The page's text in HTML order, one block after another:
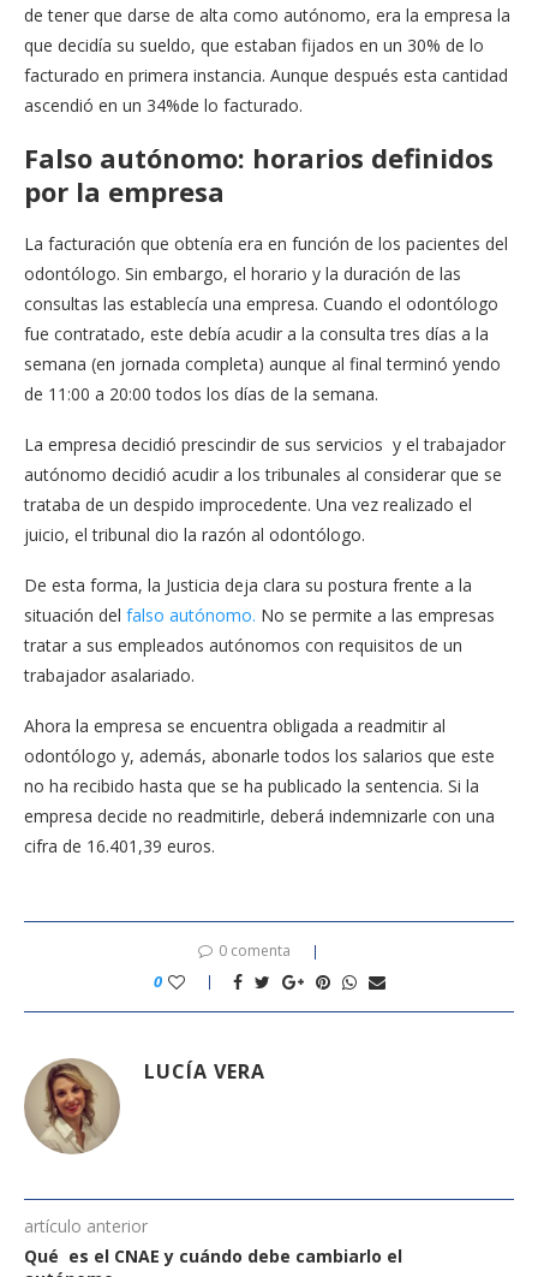
de tener que darse de alta como autónomo, era la empresa la
que decidía su sueldo, que estaban fijados en un 30% de lo
facturado en primera instancia. Aunque después esta cantidad
ascendió en un 34%de lo facturado.
Falso autónomo: horarios definidos
por la empresa
La facturación que obtenía era en función de los pacientes del
odontólogo. Sin embargo, el horario y la duración de las
consultas las establecía una empresa. Cuando el odontólogo
fue contratado, este debía acudir a la consulta tres días a la
semana (en jornada completa) aunque al final terminó yendo
de 11:00 a 20:00 todos los días de la semana.
La empresa decidió prescindir de sus servicios y el trabajador
autónomo decidió acudir a los tribunales al considerar que se
trataba de un despido improcedente. Una vez realizado el
juicio, el tribunal dio la razón al odontólogo.
De esta forma, la Justicia deja clara su postura frente a la
situación del falso autónomo. No se permite a las empresas
tratar a sus empleados autónomos con requisitos de un
trabajador asalariado.
Ahora la empresa se encuentra obligada a readmitir al
odontólogo y, además, abonarle todos los salarios que este
no ha recibido hasta que se ha publicado la sentencia. Si la
empresa decide no readmitirle, deberá indemnizarle con una
cifra de 16.401,39 euros.
0 comenta
0
LUCÍA VERA
artículo anterior
Qué es el CNAE y cuándo debe cambiarlo el